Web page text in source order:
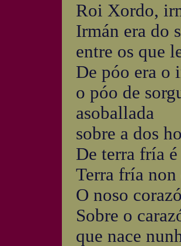
Roi Xordo,
Irmán era do
entre os que
De póo era o
o póo de
asoballada
sobre a dos
De terra fría
Terra fría non
O noso
Sobre o
que nace